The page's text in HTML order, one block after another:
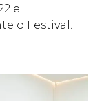
e
o Festival.